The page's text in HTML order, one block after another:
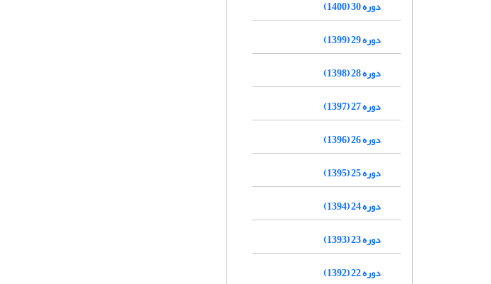
دوره 30 (1400)
دوره 29 (1399)
دوره 28 (1398)
دوره 27 (1397)
دوره 26 (1396)
دوره 25 (1395)
دوره 24 (1394)
دوره 23 (1393)
دوره 22 (1392)